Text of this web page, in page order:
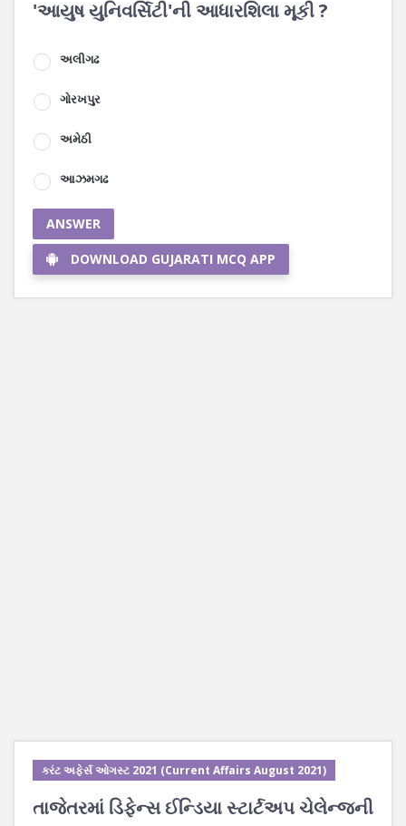
'આયુષ યુનિવર્સિટી'ની આધારશિલા મૂકી ?
અલીગઢ
ગોરખપુર
અમેઠી
આઝમગઢ
ANSWER
DOWNLOAD GUJARATI MCQ APP
કરંટ અફેર્સ ઓગસ્ટ 2021 (Current Affairs August 2021)
તાજેતરમાં ડિફેન્સ ઈન્ડિયા સ્ટાર્ટઅપ ચેલેન્જની